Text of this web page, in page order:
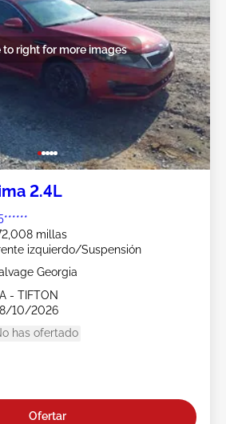
to right for more images
2.4L
millas
izquierdo/Suspensión
Georgia
- TIFTON
10/2026
has ofertado
Ofertar